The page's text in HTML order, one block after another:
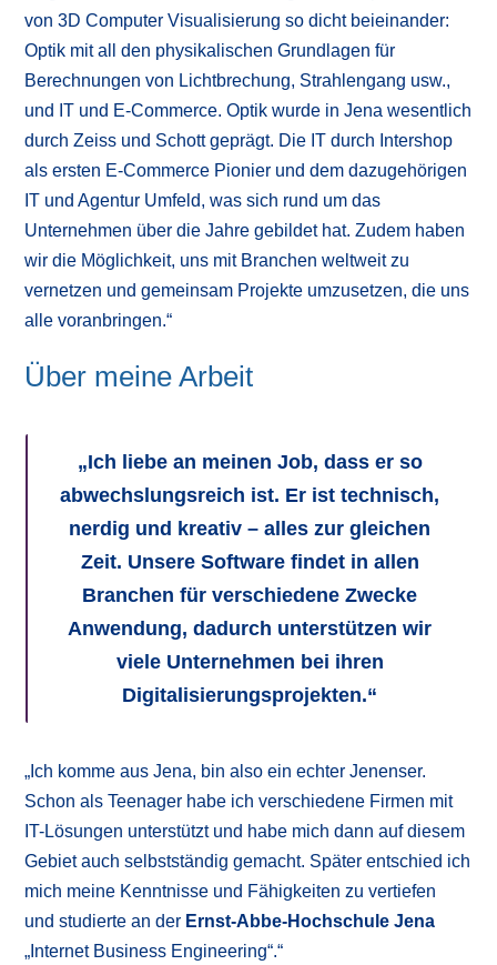
von 3D Computer Visualisierung so dicht beieinander:
Optik mit all den physikalischen Grundlagen für
Berechnungen von Lichtbrechung, Strahlengang usw.,
und IT und E-Commerce. Optik wurde in Jena wesentlich
durch Zeiss und Schott geprägt. Die IT durch Intershop
als ersten E-Commerce Pionier und dem dazugehörigen
IT und Agentur Umfeld, was sich rund um das
Unternehmen über die Jahre gebildet hat. Zudem haben
wir die Möglichkeit, uns mit Branchen weltweit zu
vernetzen und gemeinsam Projekte umzusetzen, die uns
alle voranbringen.“
Über meine Arbeit
„Ich liebe an meinen Job, dass er so
abwechslungsreich ist. Er ist technisch,
nerdig und kreativ – alles zur gleichen
Zeit. Unsere Software findet in allen
Branchen für verschiedene Zwecke
Anwendung, dadurch unterstützen wir
viele Unternehmen bei ihren
Digitalisierungsprojekten.“
„Ich komme aus Jena, bin also ein echter Jenenser.
Schon als Teenager habe ich verschiedene Firmen mit
IT-Lösungen unterstützt und habe mich dann auf diesem
Gebiet auch selbstständig gemacht. Später entschied ich
mich meine Kenntnisse und Fähigkeiten zu vertiefen
und studierte an der Ernst-Abbe-Hochschule Jena
„Internet Business Engineering“.“